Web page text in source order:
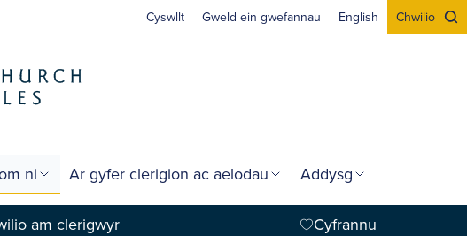
Cyswllt Gweld ein gwefannau English Chwilio
ni Ar gyfer clerigion ac aelodau Addysg
am clerigwyr Cyfrannu